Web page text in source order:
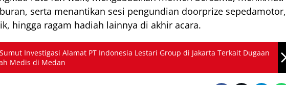
serta menantikan sesi pengundian doorprize sepedamotor,
hingga ragam hadiah lainnya di akhir acara.
Investigasi Alamat PT Indonesia Lestari Group di Jakarta Terkait Dugaan
Medis di Medan